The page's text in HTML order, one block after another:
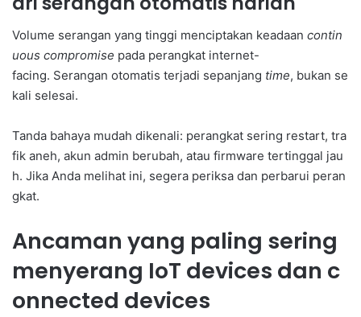
Volume serangan yang tinggi menciptakan keadaan contin
uous compromise pada perangkat internet-
facing. Serangan otomatis terjadi sepanjang time, bukan se
kali selesai.
Tanda bahaya mudah dikenali: perangkat sering restart, tra
fik aneh, akun admin berubah, atau firmware tertinggal jau
h. Jika Anda melihat ini, segera periksa dan perbarui peran
gkat.
Ancaman yang paling sering
menyerang IoT devices dan c
onnected devices